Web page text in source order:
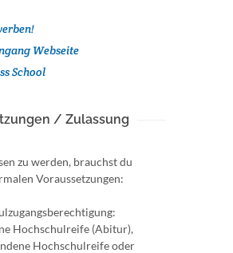
Webseite
School
/ Zulassung
zu werden, brauchst du
Voraussetzungen:
Hochschulreife (Abitur),
Hochschulreife oder